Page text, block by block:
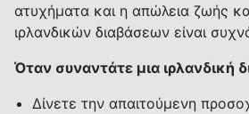
ατυχήματα και η απώλεια ζωής
ιρλανδικών διαβάσεων είναι
Όταν συναντάτε μια ιρλανδική
Δίνετε την απαιτούμενη